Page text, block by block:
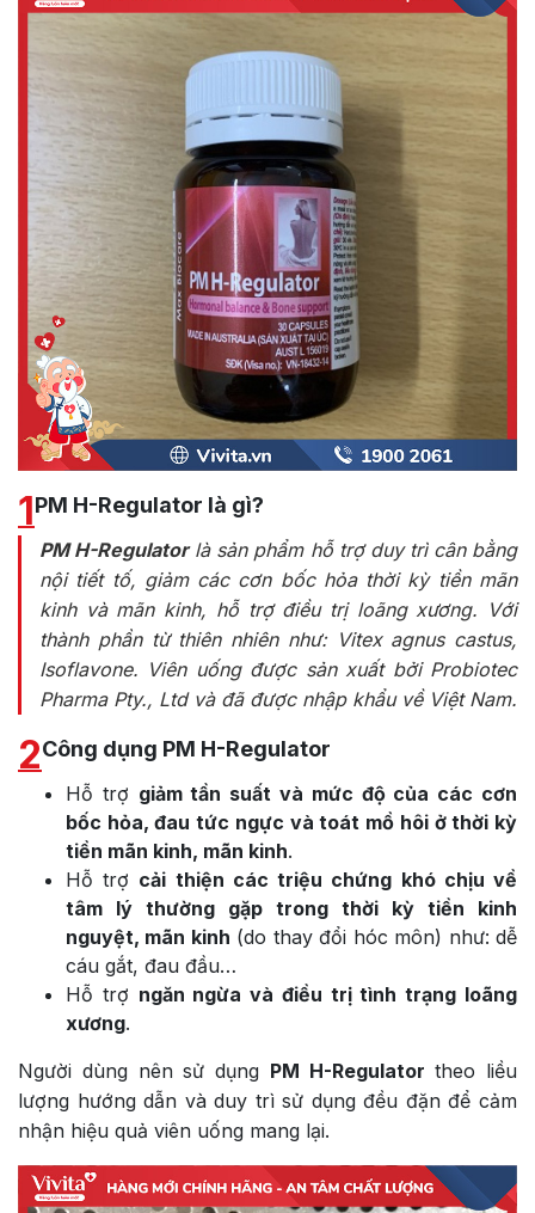
1PM H-Regulator là gì?
PM H-Regulatorlà sản phẩm hỗ trợ duy trì cân bằng
nội tiết tố, giảm các cơn bốc hỏa thời kỳ tiền mãn
kinh và mãn kinh, hỗ trợ điều trị loãng xương. Với
thành phần từ thiên nhiên như: Vitex agnus castus,
Isoflavone. Viên uống được sản xuất bởi Probiotec
Pharma Pty., Ltd và đã được nhập khẩu về Việt Nam.
2Công dụng PM H-Regulator
Hỗ trợ giảm tần suất và mức độ của các cơn
bốc hỏa, đau tức ngực và toát mồ hôi ở thời kỳ
tiền mãn kinh, mãn kinh.
Hỗ trợ cải thiện các triệu chứng khó chịu về
tâm lý thường gặp trong thời kỳ tiền kinh
nguyệt, mãn kinh (do thay đổi hóc môn) như: dễ
cáu gắt, đau đầu…
Hỗ trợ ngăn ngừa và điều trị tình trạng loãng
xương.
Người dùng nên sử dụng PM H-Regulator theo liều
lượng hướng dẫn và duy trì sử dụng đều đặn để cảm
nhận hiệu quả viên uống mang lại.